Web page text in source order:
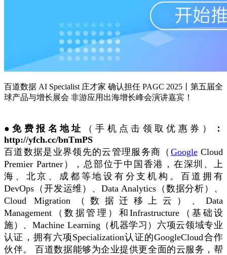
百道数据 AI Specialist 庄才家 确认担任 PAGC 2025丨第五届全
球产品与增长展会 非游应用出海增长峰会演讲嘉宾！
●免费报名地址 （手机点击领取优惠券）
：
http://yfch.cc/bnTmPS
百道数据是业界领先的云管理服务商（ GoogleCloud
Premier Partner），总部位于中国香港，在深圳、上
海、北京、成都等地设有分支机构。百道拥有
DevOps（开发运维）、Data Analytics（数据分析）、
Cloud Migration（数据迁移上云）、Data
Management（数据管理）和Infrastructure（基础设
施）、Machine Learning（机器学习）六项云领域专业
认证，拥有六项Specialization认证的GoogleCloud合作
伙伴。 百道数据能够为企业提供更全面的云服务，帮